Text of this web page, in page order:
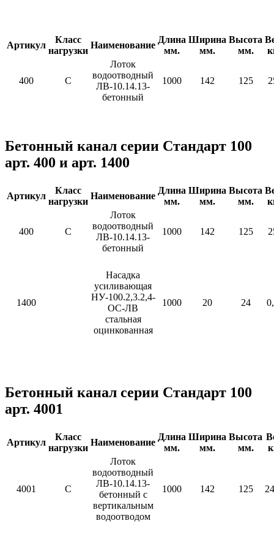
Артикул
Класс
нагрузки
Наименование
Длина
мм.
Ширина
мм.
Высота
мм.
400 C
Лоток
водоотводный
ЛВ-10.14.13-
бетонный
1000 142 125
Бетонный канал серии Стандарт 100
арт. 400 и арт. 1400
Артикул
Класс
нагрузки
Наименование
Длина
мм.
Ширина
мм.
Высота
мм.
400 C
Лоток
водоотводный
ЛВ-10.14.13-
бетонный
1000 142 125
1400
Насадка
усиливающая
НУ-100.2,3.2,4-
ОС-ЛВ
стальная
оцинкованная
1000 20 24
Бетонный канал серии Стандарт 100
арт. 4001
Артикул
Класс
нагрузки
Наименование
Длина
мм.
Ширина
мм.
Высота
мм.
4001 C
Лоток
водоотводный
ЛВ-10.14.13-
бетонный с
вертикальным
водоотводом
1000 142 125